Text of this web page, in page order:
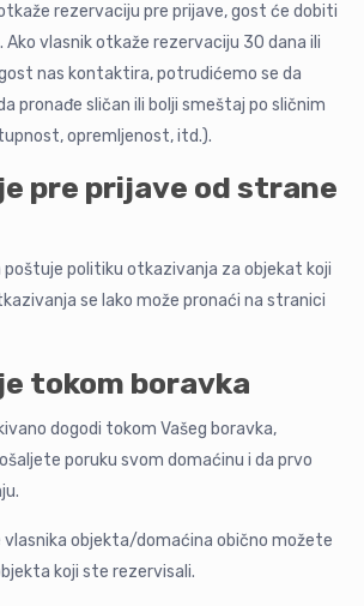
rezervaciju pre prijave, gost će dobiti
Ako vlasnik otkaže rezervaciju 30 dana ili
nas kontaktira, potrudićemo se da
pronađe sličan ili bolji smeštaj po sličnim
opremljenost, itd.).
pre prijave od strane
poštuje politiku otkazivanja za objekat koji
se lako može pronaći na stranici
tokom boravka
dogodi tokom Vašeg boravka,
poruku svom domaćinu i da prvo
objekta/domaćina obično možete
koji ste rezervisali.